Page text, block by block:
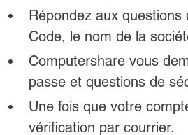
Répondez aux
Code, le nom de la
Computershare vous
passe et questions de
Une fois que votre
vérification par courrier.